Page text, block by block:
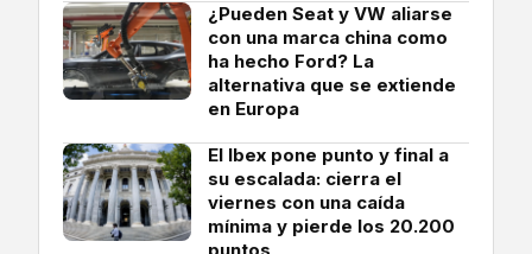
¿Pueden Seat y VW aliarse
con una marca china como
ha hecho Ford? La
alternativa que se extiende
en Europa
El Ibex pone punto y final a
su escalada: cierra el
viernes con una caída
mínima y pierde los 20.200
puntos